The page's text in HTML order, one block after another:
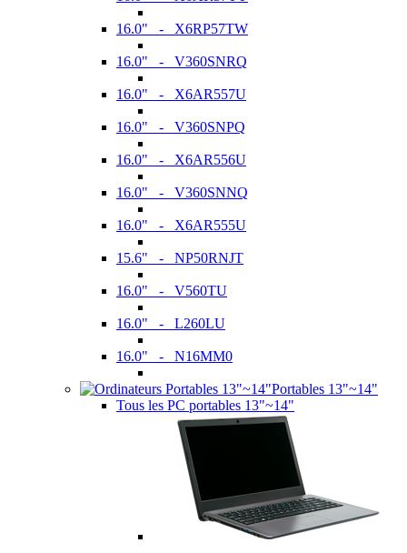
16.0" - X6RP57TW
16.0" - V360SNRQ
16.0" - X6AR557U
16.0" - V360SNPQ
16.0" - X6AR556U
16.0" - V360SNNQ
16.0" - X6AR555U
15.6" - NP50RNJT
16.0" - V560TU
16.0" - L260LU
16.0" - N16MM0
Portables 13"~14"
Tous les PC portables 13"~14"